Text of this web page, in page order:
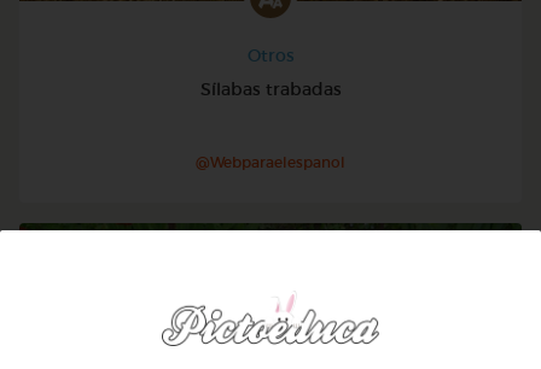
Otros
Sílabas trabadas
@Webparaelespanol